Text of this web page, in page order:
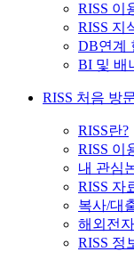
RISS 이
RISS 지
DB연계
BI 및 배
RISS 처음 방
RISS란?
RISS 이
내 관심
RISS 자
복사/대
해외전
RISS 정